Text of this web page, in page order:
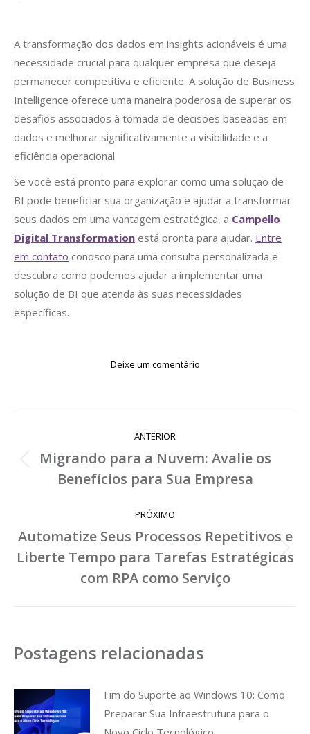
A transformação dos dados em insights acionáveis é uma
necessidade crucial para qualquer empresa que deseja
permanecer competitiva e eficiente. A solução de Business
Intelligence oferece uma maneira poderosa de superar os
desafios associados à tomada de decisões baseadas em
dados e melhorar significativamente a visibilidade e a
eficiência operacional.
Se você está pronto para explorar como uma solução de
BI pode beneficiar sua organização e ajudar a transformar
seus dados em uma vantagem estratégica, a Campello
Digital Transformation está pronta para ajudar. Entre
em contato conosco para uma consulta personalizada e
descubra como podemos ajudar a implementar uma
solução de BI que atenda às suas necessidades
específicas.
Deixe um comentário
Navegação
de
post:
ANTERIOR
Post
anterior:
Migrando para a Nuvem: Avalie os
Benefícios para Sua Empresa
PRÓXIMO
Próximo
post:
Automatize Seus Processos Repetitivos e
Liberte Tempo para Tarefas Estratégicas
com RPA como Serviço
Postagens relacionadas
Fim do Suporte ao Windows 10: Como
Preparar Sua Infraestrutura para o